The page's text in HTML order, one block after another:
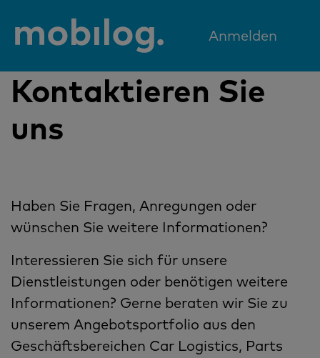
Anmelden
Kontaktieren Sie
uns
Haben Sie Fragen, Anregungen oder
wünschen Sie weitere Informationen?
Interessieren Sie sich für unsere
Dienstleistungen oder benötigen weitere
Informationen? Gerne beraten wir Sie zu
unserem Angebotsportfolio aus den
Geschäftsbereichen Car Logistics, Parts